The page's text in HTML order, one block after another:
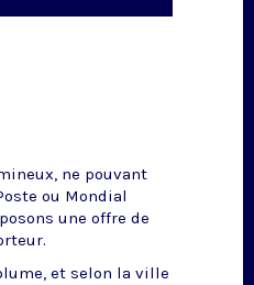
ne pouvant
ou Mondial
une offre de
et selon la ville